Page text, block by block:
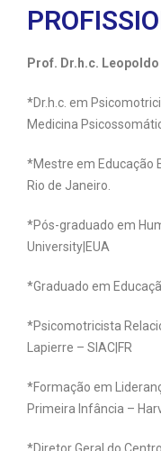
Prof. Dr.h.c.
*Dr.h.c. em
Medicina
*Mestre em Educação
Rio de Janeiro.
*Pós-graduado em
University|EUA
*Graduado em
*Psicomotricista
Lapierre – SIAC|FR
*Formação em
Primeira Infância –